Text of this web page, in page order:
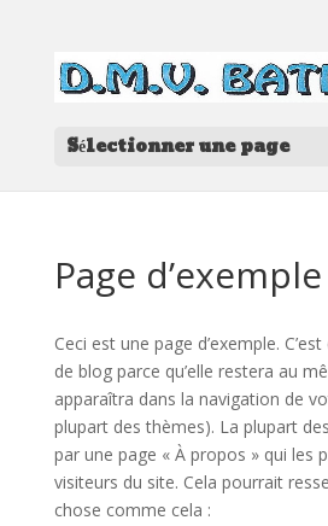
Sélectionner une page
Page d’exemple
Ceci est une page d’exemple.
de blog parce qu’elle restera au
apparaîtra dans la navigation de
plupart des thèmes). La plupart
par une page « À propos » qui les
visiteurs du site. Cela pourrait
chose comme cela :